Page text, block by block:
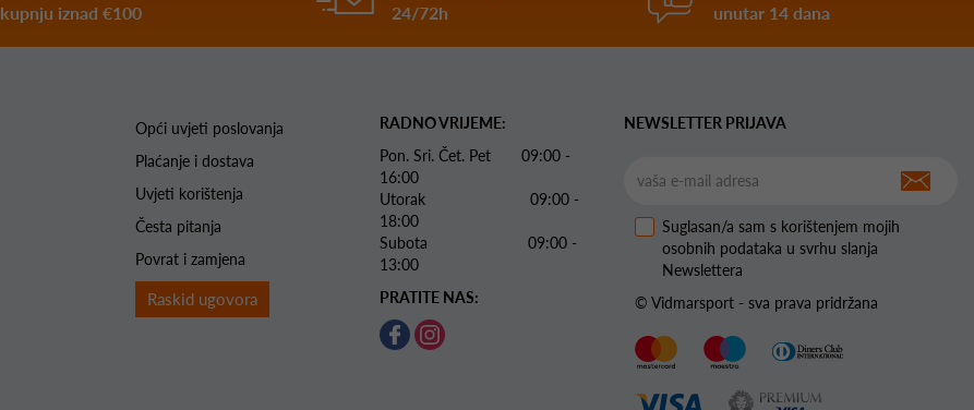
kupnju iznad €100
24/72h
unutar 14 dana
Opći uvjeti poslovanja
Plaćanje i dostava
Uvjeti korištenja
Česta pitanja
Povrat i zamjena
Raskid ugovora
RADNO VRIJEME:
Pon. Sri. Čet. Pet 09:00 -
16:00
Utorak 09:00 -
18:00
Subota 09:00 -
13:00
PRATITE NAS:
NEWSLETTER PRIJAVA
Suglasan/a sam s korištenjem mojih
osobnih podataka u svrhu slanja
Newslettera
© Vidmarsport - sva prava pridržana